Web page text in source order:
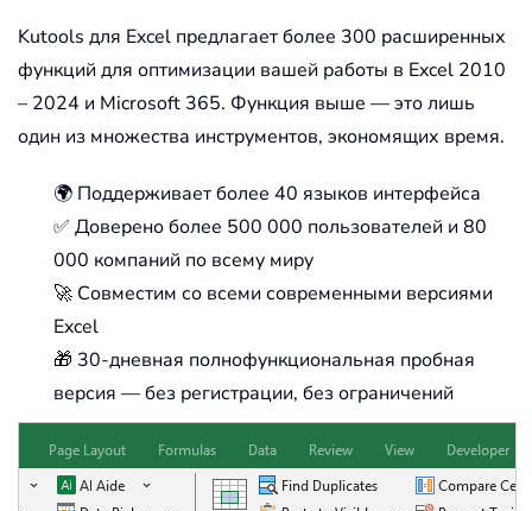
Kutools для Excel предлагает более 300 расширенных
функций для оптимизации вашей работы в Excel 2010
– 2024 и Microsoft 365. Функция выше — это лишь
один из множества инструментов, экономящих время.
🌍 Поддерживает более 40 языков интерфейса
✅ Доверено более 500 000 пользователей и 80
000 компаний по всему миру
🚀 Совместим со всеми современными версиями
Excel
🎁 30-дневная полнофункциональная пробная
версия — без регистрации, без ограничений